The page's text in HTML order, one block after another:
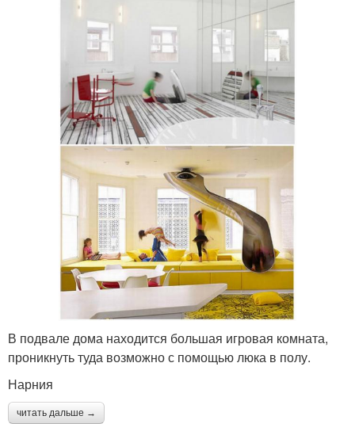
В подвале дома находится большая игровая комната,
проникнуть туда возможно с помощью люка в полу.
Нарния
читать дальше →